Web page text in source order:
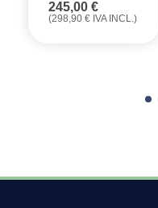
245,00 €
(298,90 € IVA INCL.)